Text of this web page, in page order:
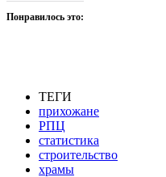
Понравилось это:
ТЕГИ
прихожане
РПЦ
статистика
строительство
храмы